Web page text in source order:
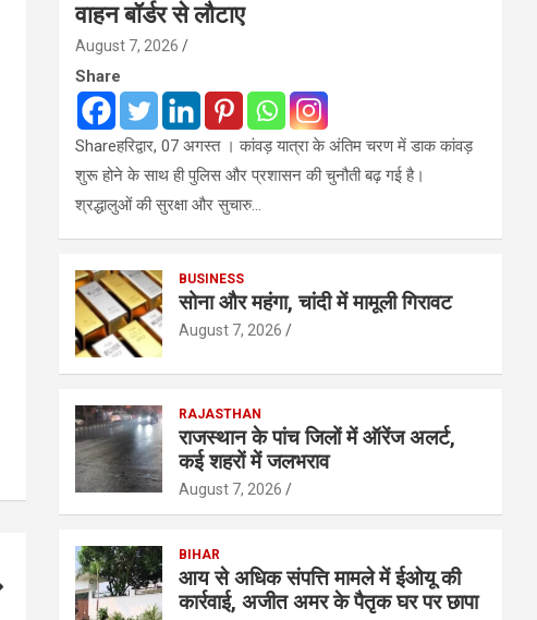
वाहन बॉर्डर से लौटाए
August 7, 2026
Share
Shareहरिद्वार, 07 अगस्त । कांवड़ यात्रा के अंतिम चरण में डाक कांवड़
शुरू होने के साथ ही पुलिस और प्रशासन की चुनौती बढ़ गई है।
श्रद्धालुओं की सुरक्षा और सुचारु…
BUSINESS
सोना और महंगा, चांदी में मामूली गिरावट
August 7, 2026
RAJASTHAN
राजस्थान के पांच जिलों में ऑरेंज अलर्ट,
कई शहरों में जलभराव
August 7, 2026
BIHAR
आय से अधिक संपत्ति मामले में ईओयू की
कार्रवाई, अजीत अमर के पैतृक घर पर छापा